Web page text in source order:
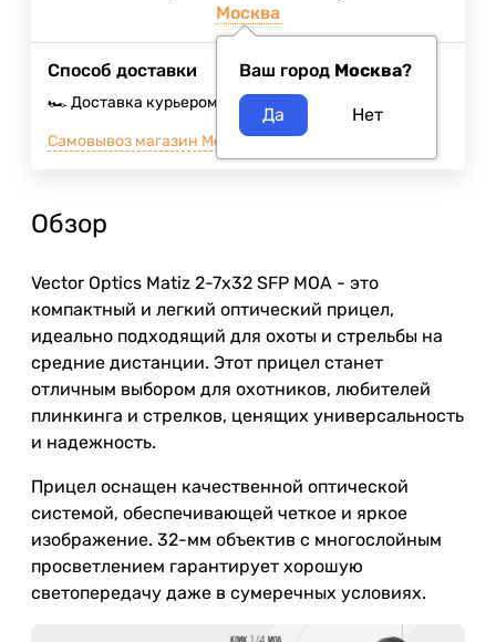
Москва
Ваш город Москва?
Способ доставки
🏎️ Доставка курьером Завтра 400
Самовывоз магазин Москва м.ВДНХ
Обзор
Vector Optics Matiz 2-7x32 SFP MOA - это
компактный и легкий оптический прицел,
идеально подходящий для охоты и стрельбы на
средние дистанции. Этот прицел станет
отличным выбором для охотников, любителей
плинкинга и стрелков, ценящих универсальность
и надежность.
Прицел оснащен качественной оптической
системой, обеспечивающей четкое и яркое
изображение. 32-мм объектив с многослойным
просветлением гарантирует хорошую
светопередачу даже в сумеречных условиях.